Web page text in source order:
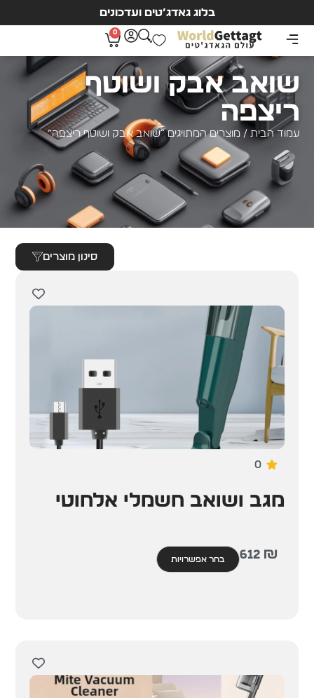
בלוג גאדג’טים ועדכונים
0
שואב אבק ושוטף
ריצפה
עמוד הבית / מוצרים המתויגים “שואב אבק ושוטף ריצפה”
סינון מוצרים
0
מגב ושואב חשמלי אלחוטי
612 ₪ בחר אפשרויות